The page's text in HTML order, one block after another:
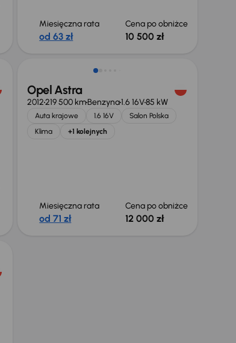
Miesięczna rata
od 63 zł
Cena po obniżce
10 500 zł
Taniej o 500 zł
Opel Astra
2012219 500 kmBenzyna1.6 16V85 kW
Auta krajowe 1.6 16V
Salon Polska
Klima
+1 kolejnych
Miesięczna rata
od 71 zł
Cena po obniżce
12 000 zł